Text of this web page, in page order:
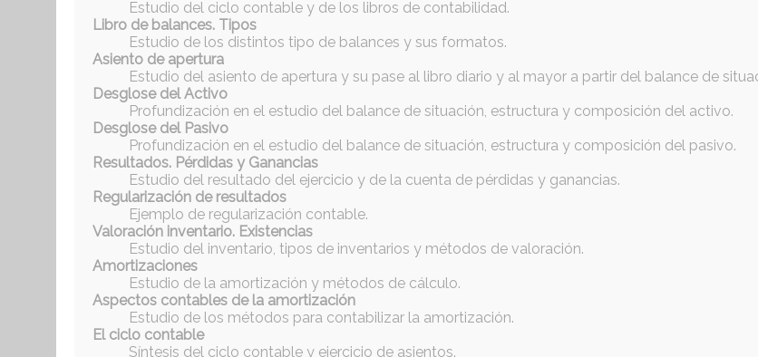
Estudio del ciclo contable y de los libros de contabilidad.
Libro de balances. Tipos
Estudio de los distintos tipo de balances y sus formatos.
Asiento de apertura
Estudio del asiento de apertura y su pase al libro diario y al mayor a partir del balance de
Desglose del Activo
Profundización en el estudio del balance de situación, estructura y composición del activo.
Desglose del Pasivo
Profundización en el estudio del balance de situación, estructura y composición del pasivo.
Resultados. Pérdidas y Ganancias
Estudio del resultado del ejercicio y de la cuenta de pérdidas y ganancias.
Regularización de resultados
Ejemplo de regularización contable.
Valoración inventario. Existencias
Estudio del inventario, tipos de inventarios y métodos de valoración.
Amortizaciones
Estudio de la amortización y métodos de cálculo.
Aspectos contables de la amortización
Estudio de los métodos para contabilizar la amortización.
El ciclo contable
Síntesis del ciclo contable y ejercicio de asientos.